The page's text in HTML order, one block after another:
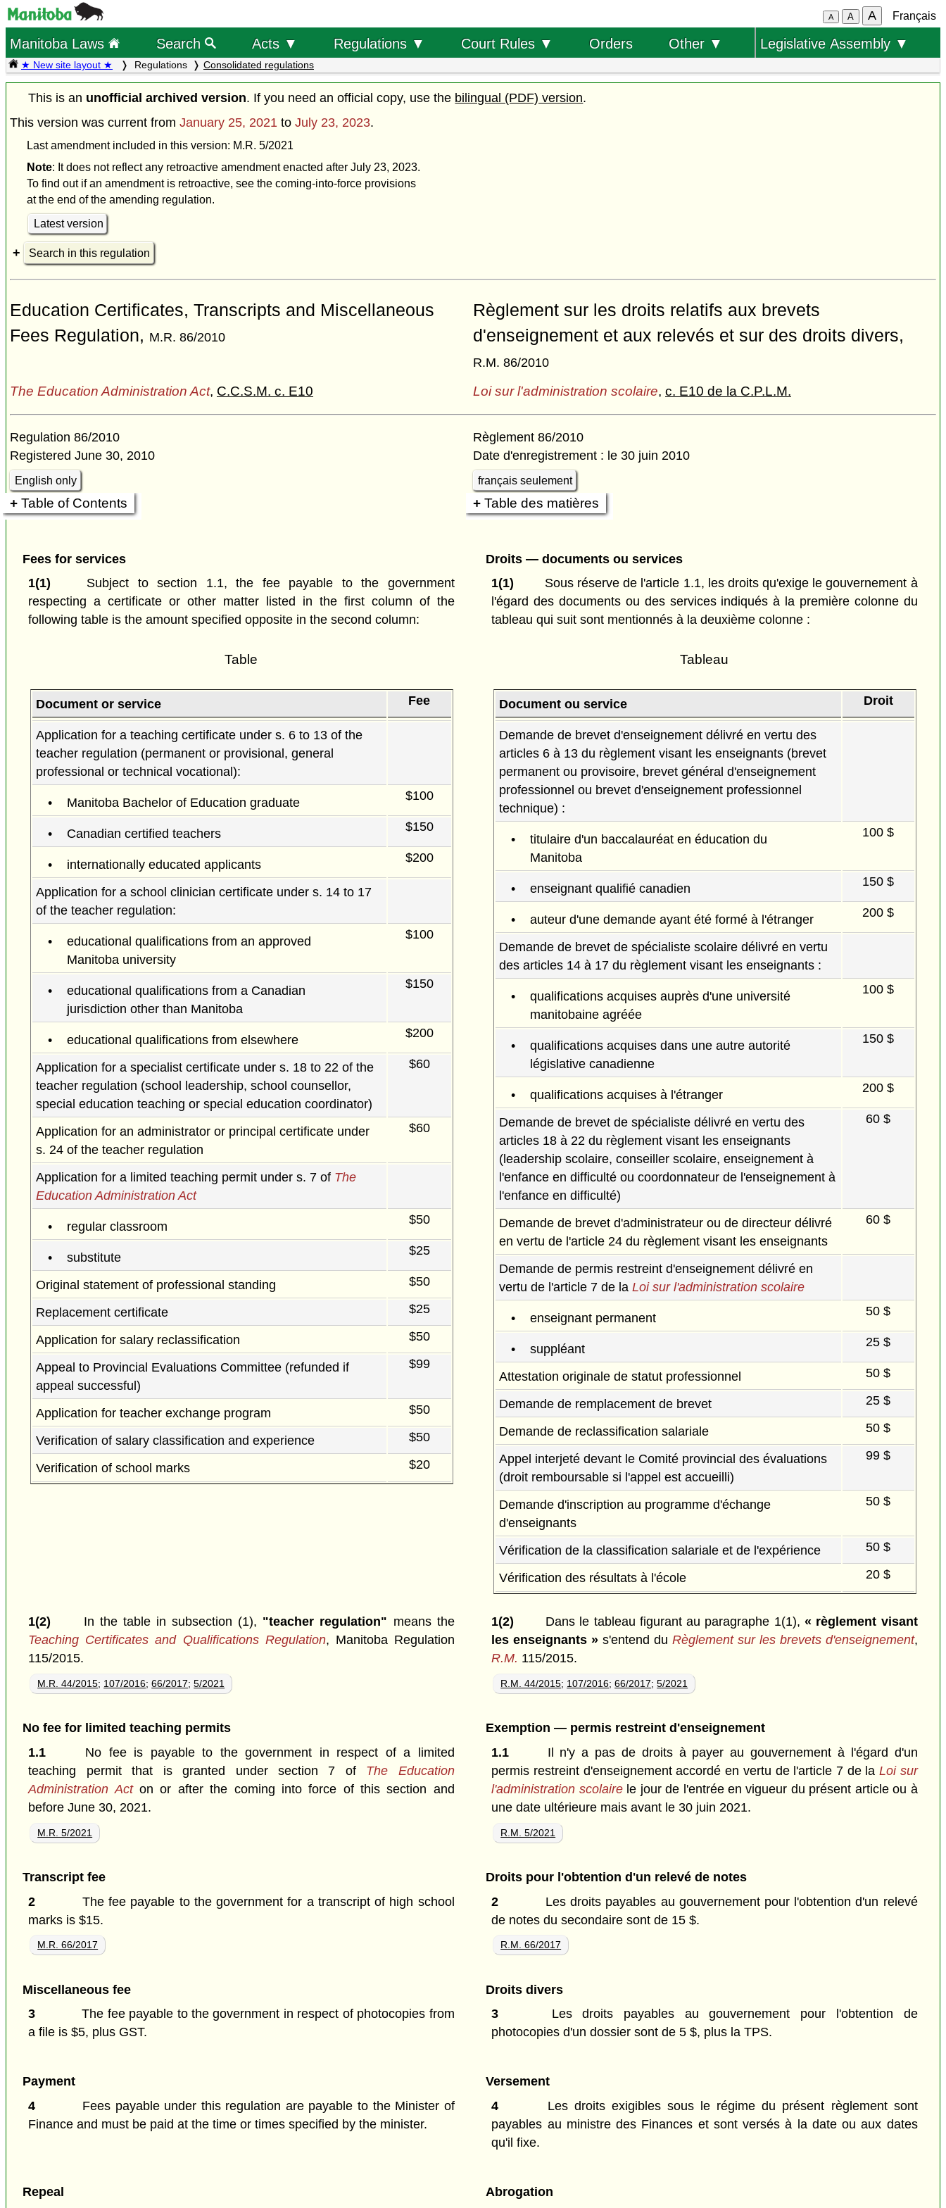
A A A Français
Manitoba Laws Search Acts ▼ Regulations ▼ Court Rules ▼ Orders Other ▼ Legislative Assembly ▼
★ New site layout ★ Regulations Consolidated regulations
This is an unofficial archived version. If you need an official copy, use the bilingual (PDF) version.
This version was current from January 25, 2021 to July 23, 2023.
Last amendment included in this version: M.R. 5/2021
Note: It does not reflect any retroactive amendment enacted after July 23, 2023.
To find out if an amendment is retroactive, see the coming-into-force provisions
at the end of the amending regulation.
Latest version
Search in this regulation
Education Certificates, Transcripts and Miscellaneous
Fees Regulation, M.R. 86/2010
Règlement sur les droits relatifs aux brevets
d'enseignement et aux relevés et sur des droits divers,
R.M. 86/2010
The Education Administration Act, C.C.S.M. c. E10 Loi sur l'administration scolaire, c. E10 de la C.P.L.M.
Regulation 86/2010
Registered June 30, 2010
English only
Règlement 86/2010
Date d'enregistrement : le 30 juin 2010
français seulement
Table of Contents Table des matières
Fees for services
1(1)
Subject to section 1.1, the fee payable to the government
respecting a certificate or other matter listed in the first column of the
following table is the amount specified opposite in the second column:
Table
Document or service Fee
Application for a teaching certificate under s. 6 to 13 of the
teacher regulation (permanent or provisional, general
professional or technical vocational):
Manitoba Bachelor of Education graduate
$100
Canadian certified teachers
$150
internationally educated applicants
$200
Application for a school clinician certificate under s. 14 to 17
of the teacher regulation:
educational qualifications from an approved
Manitoba university
$100
educational qualifications from a Canadian
jurisdiction other than Manitoba
$150
educational qualifications from elsewhere
$200
Application for a specialist certificate under s. 18 to 22 of the
teacher regulation (school leadership, school counsellor,
special education teaching or special education coordinator)
$60
Application for an administrator or principal certificate under
s. 24 of the teacher regulation
$60
Application for a limited teaching permit under s. 7 of The
Education Administration Act
regular classroom
$50
substitute
$25
Original statement of professional standing $50
Replacement certificate $25
Application for salary reclassification $50
Appeal to Provincial Evaluations Committee (refunded if
appeal successful)
$99
Application for teacher exchange program $50
Verification of salary classification and experience $50
Verification of school marks $20
Droits — documents ou services
1(1)
Sous réserve de l'article 1.1, les droits qu'exige le gouvernement à
l'égard des documents ou des services indiqués à la première colonne du
tableau qui suit sont mentionnés à la deuxième colonne :
Tableau
Document ou service Droit
Demande de brevet d'enseignement délivré en vertu des
articles 6 à 13 du règlement visant les enseignants (brevet
permanent ou provisoire, brevet général d'enseignement
professionnel ou brevet d'enseignement professionnel
technique) :
titulaire d'un baccalauréat en éducation du
Manitoba
100 $
enseignant qualifié canadien
150 $
auteur d'une demande ayant été formé à l'étranger
200 $
Demande de brevet de spécialiste scolaire délivré en vertu
des articles 14 à 17 du règlement visant les enseignants :
qualifications acquises auprès d'une université
manitobaine agréée
100 $
qualifications acquises dans une autre autorité
législative canadienne
150 $
qualifications acquises à l'étranger
200 $
Demande de brevet de spécialiste délivré en vertu des
articles 18 à 22 du règlement visant les enseignants
(leadership scolaire, conseiller scolaire, enseignement à
l'enfance en difficulté ou coordonnateur de l'enseignement à
l'enfance en difficulté)
60 $
Demande de brevet d'administrateur ou de directeur délivré
en vertu de l'article 24 du règlement visant les enseignants
60 $
Demande de permis restreint d'enseignement délivré en
vertu de l'article 7 de la Loi sur l'administration scolaire
enseignant permanent
50 $
suppléant
25 $
Attestation originale de statut professionnel 50 $
Demande de remplacement de brevet 25 $
Demande de reclassification salariale 50 $
Appel interjeté devant le Comité provincial des évaluations
(droit remboursable si l'appel est accueilli)
99 $
Demande d'inscription au programme d'échange
d'enseignants
50 $
Vérification de la classification salariale et de l'expérience 50 $
Vérification des résultats à l'école 20 $
1(2) In the table in subsection (1), "teacher regulation" means the
Teaching Certificates and Qualifications Regulation, Manitoba Regulation
115/2015.
M.R. 44/2015; 107/2016;66/2017;5/2021
1(2) Dans le tableau figurant au paragraphe 1(1),« règlement visant
les enseignants » s'entend du Règlement sur les brevets d'enseignement,
R.M. 115/2015.
R.M. 44/2015; 107/2016;66/2017;5/2021
No fee for limited teaching permits
1.1
No fee is payable to the government in respect of a limited
teaching permit that is granted under section 7 of The Education
Administration Acton or after the coming into force of this section and
before June 30, 2021.
M.R. 5/2021
Exemption — permis restreint d'enseignement
1.1
Il n'y a pas de droits à payer au gouvernement à l'égard d'un
permis restreint d'enseignement accordé en vertu de l'article 7 de la Loi sur
l'administration scolairele jour de l'entrée en vigueur du présent article ou à
une date ultérieure mais avant le 30 juin 2021.
R.M. 5/2021
Transcript fee
2
The fee payable to the government for a transcript of high school
marks is $15.
M.R. 66/2017
Droits pour l'obtention d'un relevé de notes
2
Les droits payables au gouvernement pour l'obtention d'un relevé
de notes du secondaire sont de 15 $.
R.M. 66/2017
Miscellaneous fee
3
The fee payable to the government in respect of photocopies from
a file is $5, plus GST.
Droits divers
3
Les droits payables au gouvernement pour l'obtention de
photocopies d'un dossier sont de 5 $, plus la TPS.
Payment
4
Fees payable under this regulation are payable to the Minister of
Finance and must be paid at the time or times specified by the minister.
Versement
4
Les droits exigibles sous le régime du présent règlement sont
payables au ministre des Finances et sont versés à la date ou aux dates
qu'il fixe.
Repeal Abrogation